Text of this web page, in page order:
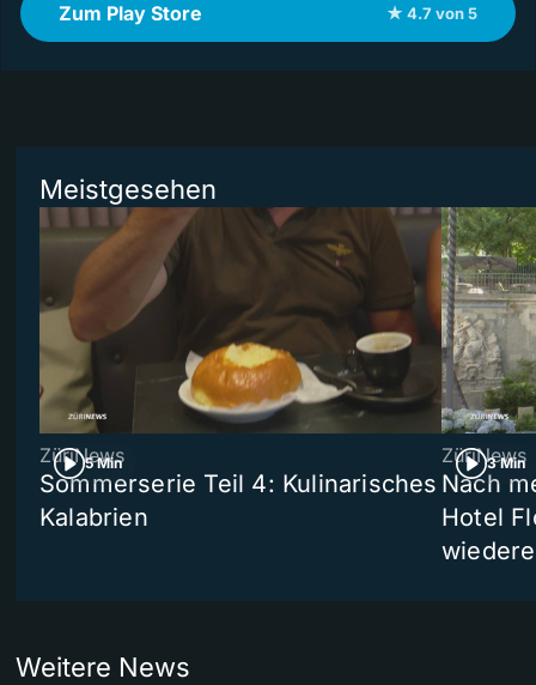
Zum Play Store ★ 4.7 von 5
Meistgesehen
5 Min
ZüriNews
Sommerserie Teil 4: Kulinarisches
Kalabrien
3 Min
ZüriNews
Nach
Hotel
Weitere News